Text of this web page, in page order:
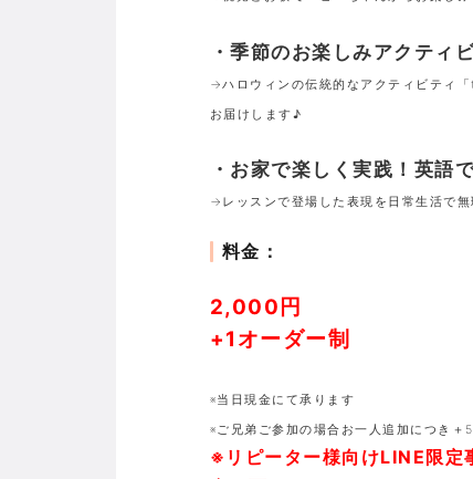
・季節のお楽しみアクティ
→ハロウィンの伝統的なアクティビティ
お届けします♪
・お家で楽しく実践！英語
→レッスンで登場した表現を日常生活で
料金：
2,000円
+1オーダー制
※当日現金にて承ります
※ご兄弟ご参加の場合お一人追加につき＋
※リピーター様向けLINE限定